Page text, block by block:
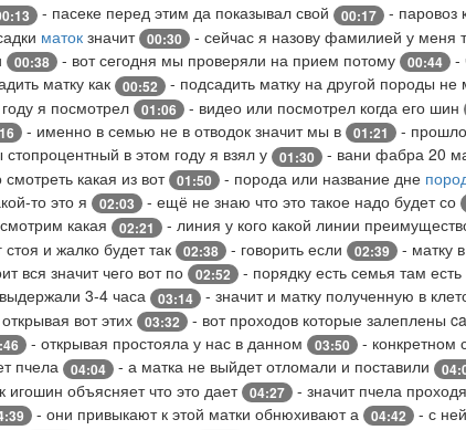
- пасеке перед этим да показывал свой 00:17 - паровоз
маток значит 00:30 - сейчас я назову фамилией у меня
00:38 - вот сегодня мы проверяли на прием потому 00:44 -
матку как 00:52 - подсадить матку на другой породы не
я посмотрел 01:06 - видео или посмотрел когда его шин
- именно в семью не в отводок значит мы в 01:21 -
в этом году я взял у 01:30 - вани фабра 20
какая из вот 01:50 - порода или название дне
то это я 02:03 - ещё не знаю что это такое надо будет со
какая 02:21 - линия у кого какой линии
и жалко будет так 02:38 - говорить если 02:39 - матку
вся значит чего вот по 02:52 - порядку есть семья там
3-4 часа 03:14 - значит и матку полученную в
вот этих 03:32 - вот проходов которые залеплены
- открывая простояла у нас в данном 03:50 - конкретном
пчела 04:04 - а матка не выйдет отломали и поставили
игошин объясняет что это дает 04:27 - значит пчела
- они привыкают к этой матки обнюхивают а 04:42 - с